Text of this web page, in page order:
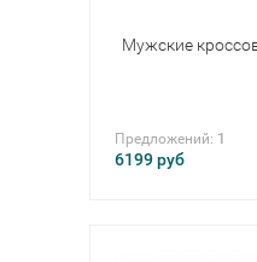
Мужские
Предложений: 1
6199руб